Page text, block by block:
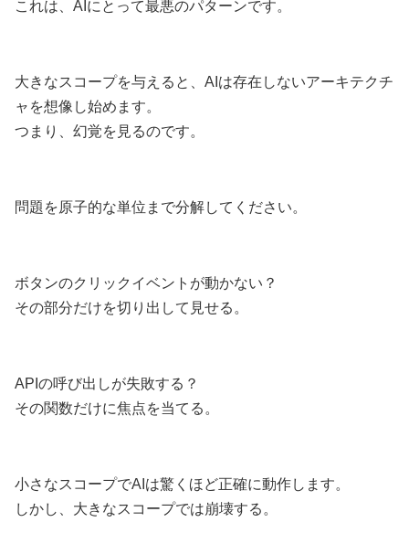
これは、AIにとって最悪のパターンです。
大きなスコープを与えると、AIは存在しないアーキテクチ
ャを想像し始めます。
つまり、幻覚を見るのです。
問題を原子的な単位まで分解してください。
ボタンのクリックイベントが動かない？
その部分だけを切り出して見せる。
APIの呼び出しが失敗する？
その関数だけに焦点を当てる。
小さなスコープでAIは驚くほど正確に動作します。
しかし、大きなスコープでは崩壊する。